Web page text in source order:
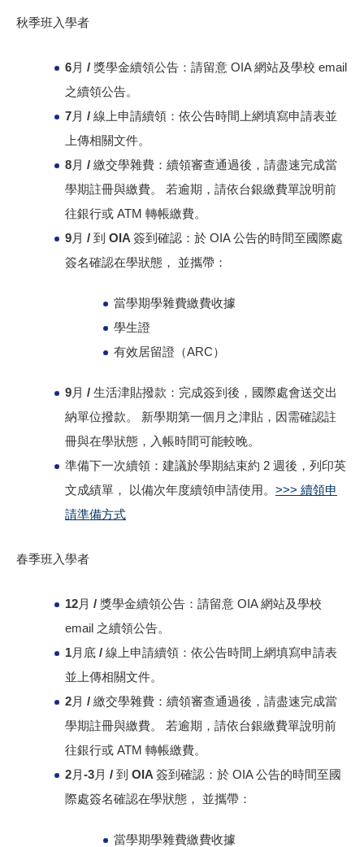
秋季班入學者
6月 / 獎學金續領公告： 請留意 OIA 網站及學校 email
之續領公告。
7月 / 線上申請續領： 依公告時間上網填寫申請表並
上傳相關文件。
8月 / 繳交學雜費： 續領審查通過後，請盡速完成當
學期註冊與繳費。 若逾期，請依台銀繳費單說明前
往銀行或 ATM 轉帳繳費。
9月 / 到 OIA 簽到確認： 於 OIA 公告的時間至國際處
簽名確認在學狀態， 並攜帶：
當學期學雜費繳費收據
學生證
有效居留證（ARC）
9月 / 生活津貼撥款： 完成簽到後，國際處會送交出
納單位撥款。 新學期第一個月之津貼，因需確認註
冊與在學狀態，入帳時間可能較晚。
準備下一次續領： 建議於學期結束約 2 週後，列印英
文成績單， 以備次年度續領申請使用。 >>> 續領申
請準備方式
春季班入學者
12月 / 獎學金續領公告： 請留意 OIA 網站及學校
email 之續領公告。
1月底 / 線上申請續領： 依公告時間上網填寫申請表
並上傳相關文件。
2月 / 繳交學雜費： 續領審查通過後，請盡速完成當
學期註冊與繳費。 若逾期，請依台銀繳費單說明前
往銀行或 ATM 轉帳繳費。
2月-3月 / 到 OIA 簽到確認： 於 OIA 公告的時間至國
際處簽名確認在學狀態， 並攜帶：
當學期學雜費繳費收據